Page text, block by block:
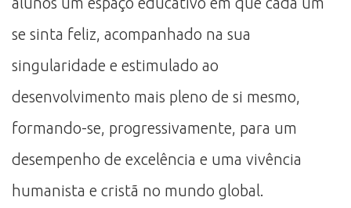
se sinta feliz, acompanhado na sua
singularidade e estimulado ao
desenvolvimento mais pleno de si mesmo,
formando-se, progressivamente, para um
desempenho de excelência e uma vivência
humanista e cristã no mundo global.